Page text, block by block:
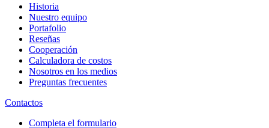
Historia
Nuestro equipo
Portafolio
Reseñas
Cooperación
Calculadora de costos
Nosotros en los medios
Preguntas frecuentes
Contactos
Completa el formulario